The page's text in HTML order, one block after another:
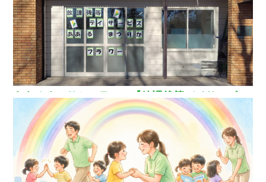
玉県草加市
ああるまつりかフラワー【放課後等デイサービ
ス】